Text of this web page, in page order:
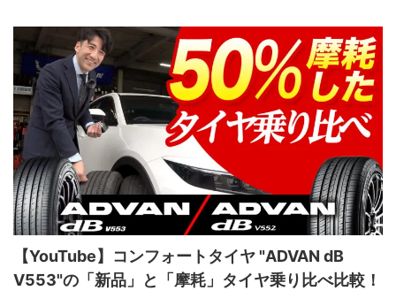
【YouTube】コンフォートタイヤ "ADVAN dB
V553"の「新品」と「摩耗」タイヤ乗り比べ比較！